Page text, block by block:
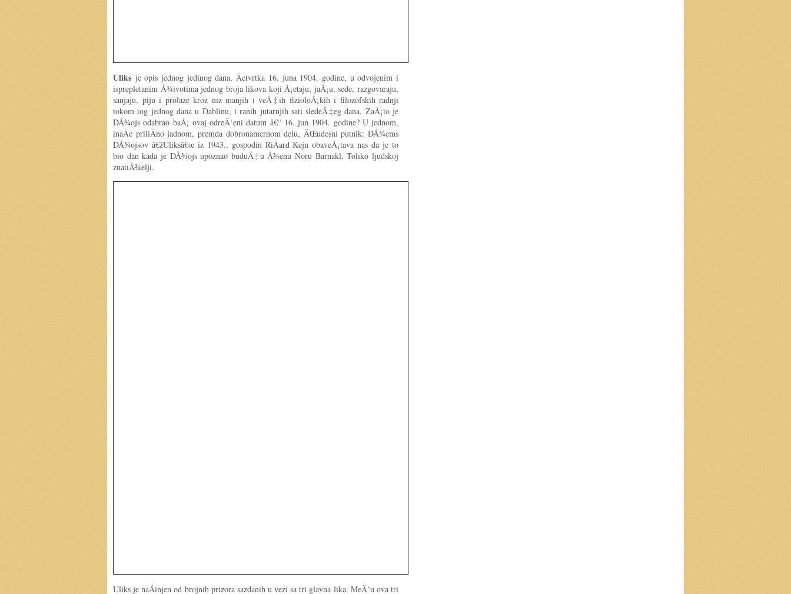
Uliks je opis jednog jedinog dana, Äetvrtka 16. juna 1904. godine, u odvojenim i
isprepletanim Å¾ivotima jednog broja likova koji Å¡etaju, jaÅ¡u, sede, razgovaraju,
sanjaju, piju i prolaze kroz niz manjih i veÄ‡ih fizioloÅ¡kih i filozofskih radnji
tokom tog jednog dana u Dablinu, i ranih jutarnjih sati sledeÄ‡eg dana. ZaÅ¡to je
DÅ¾ojs odabrao baÅ¡ ovaj odreÄ‘eni datum â€“ 16. jun 1904. godine? U jednom,
inaÄe priliÄno jadnom, premda dobronamernom delu, ÄŒudesni putnik: DÅ¾ems
DÅ¾ojsov â€žUliksâ€œ iz 1943., gospodin RiÄard Kejn obaveÅ¡tava nas da je to
bio dan kada je DÅ¾ojs upoznao buduÄ‡u Å¾enu Noru Barnakl. Toliko ljudskoj
znatiÅ¾elji.
Uliks je naÄinjen od brojnih prizora sazdanih u vezi sa tri glavna lika. MeÄ‘u ova tri